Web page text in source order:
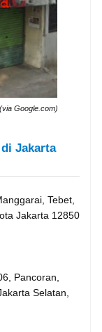
Google.com)
Jakarta
Tebet,
Jakarta 12850
Pancoran,
Selatan,